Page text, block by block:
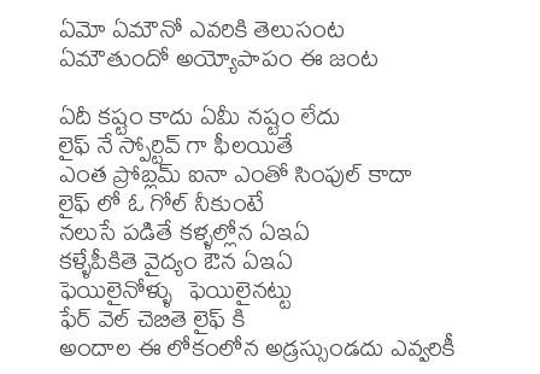
ఏమో ఏమౌనో ఎవరికి తెలుసంట
ఏమౌతుందో అయ్యోపాపం ఈ జంట
ఏదీ కష్టం కాదు ఏమీ నష్టం లేదు
లైఫ్ నే స్పోర్టివ్ గా ఫీలయితే
ఎంత ప్రోబ్లమ్ ఐనా ఎంతో సింపుల్ కాదా
లైఫ్ లో ఓ గోల్ నీకుంటే
నలుసే పడితే కళ్ళల్లోన ఏఇఏ
కళ్ళేపీకితె వైద్యం ఔన ఏఇఏ
ఫెయిలైనోళ్ళు  ఫెయిలైనట్టు
ఫేర్ వెల్ చెబితె లైఫ్ కి
అందాల ఈ లోకంలోన అడ్రస్సుండదు ఎవ్వరికీ